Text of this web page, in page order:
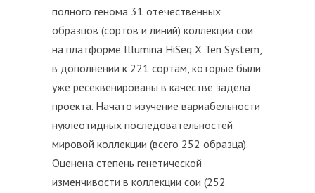
полного генома 31 отечественных
образцов (сортов и линий) коллекции сои
на платформе Illumina HiSeq X Ten System,
в дополнении к 221 сортам, которые были
уже ресеквенированы в качестве задела
проекта. Начато изучение вариабельности
нуклеотидных последовательностей
мировой коллекции (всего 252 образца).
Оценена степень генетической
изменчивости в коллекции сои (252